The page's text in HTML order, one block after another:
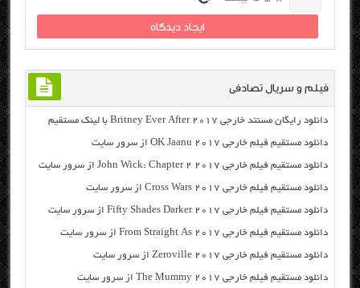
فیلم و سریال تصادفی
دانلود رایگان مسنتد خارجی Britney Ever After 2017 با لینک مستقیم
دانلود مستقیم فیلم خارجی OK Jaanu 2017 از سرور سایت
دانلود مستقیم فیلم خارجی John Wick: Chapter 2 2017 از سرور سایت
دانلود مستقیم فیلم خارجی Cross Wars 2017 از سرور سایت
دانلود مستقیم فیلم خارجی Fifty Shades Darker 2017 از سرور سایت
دانلود مستقیم فیلم خارجی From Straight As 2017 از سرور سایت
دانلود مستقیم فیلم خارجی Zeroville 2017 از سرور سایت
دانلود مستقیم فیلم خارجی The Mummy 2017 از سرور سایت